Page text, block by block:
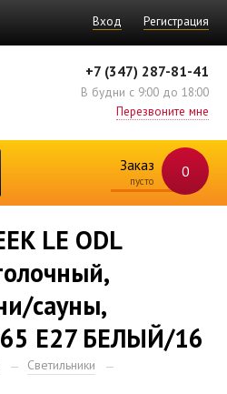
Вход Регистрация
+7 (347) 287-81-41
В будни с 9:00 до 18:00
Перезвоните мне
Заказ 0
пусто
LE ODL
сауны,
E27 БЕЛЫЙ/16
Светильники